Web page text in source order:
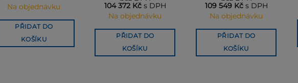
192 900 Kč. 179 397 Kč.
Na objednávku
PŘIDAT DO
KOŠÍKU
byla:
92 750 Kč.
104 372 Kčs DPH
Na objednávku
PŘIDAT DO
KOŠÍKU
byla:
97 350 Kč.
109 549 Kčs DPH
Na objednávku
PŘIDAT DO
KOŠÍKU